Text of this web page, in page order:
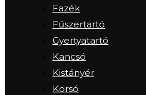
Fazék
Fűszertartó
Gyertyatartó
Kancsó
Kistányér
Korsó